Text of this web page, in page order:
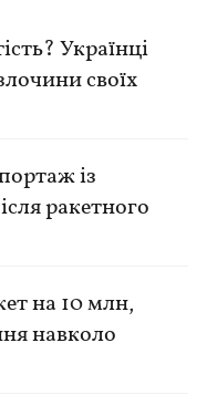
Українці
своїх
із
ракетного
на 10 млн,
навколо